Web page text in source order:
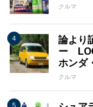
クルマ
論より
ー
ホンダ
クルマ